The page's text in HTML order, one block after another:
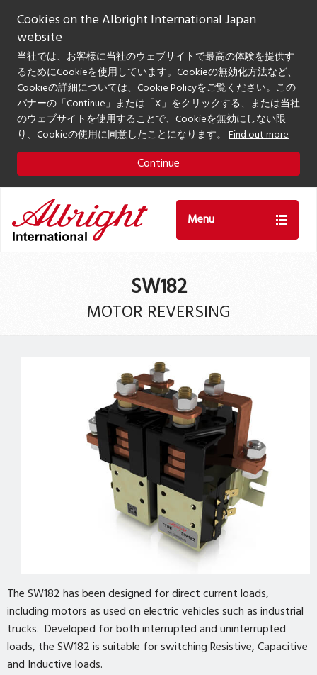
Cookies on the Albright International Japan
website
当社では、お客様に当社のウェブサイトで最高の体験を提供す
るためにCookieを使用しています。Cookieの無効化方法など、
Cookieの詳細については、Cookie Policyをご覧ください。この
バナーの「Continue」または「X」をクリックする、または当社
のウェブサイトを使用することで、Cookieを無効にしない限
り、Cookieの使用に同意したことになります。 Find out more
Continue
Menu
SW182
MOTOR REVERSING
The SW182 has been designed for direct current loads,
including motors as used on electric vehicles such as industrial
trucks. Developed for both interrupted and uninterrupted
loads, the SW182 is suitable for switching Resistive, Capacitive
and Inductive loads.